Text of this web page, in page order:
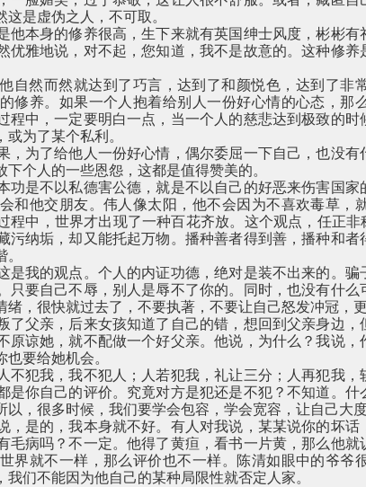
是虚伪之人，不可取。
他本身的修养很高，生下来就有英国绅士风度，彬彬
优雅地说，对不起，您知道，我不是故意的。这种修
自然而然就达到了巧言，达到了和颜悦色，达到了非
修养。如果一个人抱着给别人一份好心情的心态，那
程中，一定要明白一点，当一个人的慈悲达到极致的
为了某个私利。
，为了给他人一份好心情，偶尔委屈一下自己，也没
个人的一些恩怨，这都是值得赞美的。
功是不以私德害公德，就是不以自己的好恶来伤害国
和他交朋友。伟人像太阳，他不会因为不喜欢毒草，
程中，世界才出现了一种百花齐放。这个观点，任正
污纳垢，却又能托起万物。播种善者得到善，播种和
是我的观点。个人的内证功德，绝对是装不出来的。骗
只要自己不辱，别人是辱不了你的。同时，也没有什
，很快就过去了，不要执著，不要让自己怒发冲冠，
了父亲，后来女孩知道了自己的错，想回到父亲身边
原谅她，就不配做一个好父亲。他说，为什么？我说，
要给她机会。
不犯我，我不犯人；人若犯我，礼让三分；人再犯我
是你自己的评价。究竟对方是犯还是不犯？不知道。
，很多时候，我们要学会包容，学会宽容，让自己大度
，是的，我本身就不好。有人对我说，某某说你的坏
毛病吗？不一定。他得了黄疸，看书一片黄，那么他
界就不一样，那么评价也不一样。陈清如眼中的爷爷
们不能因为他自己的某种局限性就否定人家。